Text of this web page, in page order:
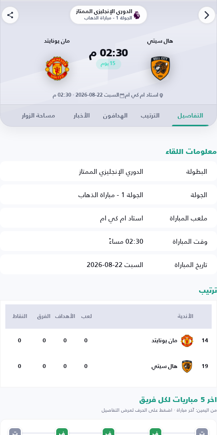
الدوري الإنجليزي الممتاز
الجولة 1 - مباراة الذهاب
هال سيتي
02:30 م
15 يوم
مان يونايتد
استاد ام كي ام السبت 22-08-2026 · 02:30 م
التفاصيل الترتيب الهدافون الأخبار مساحة الزوار
معلومات اللقاء
البطولة
الدوري الإنجليزي الممتاز
الجولة
الجولة 1 - مباراة الذهاب
ملعب المباراة
استاد ام كي ام
وقت المباراة
02:30 مساءً
تاريخ المباراة
السبت 22-08-2026
ترتيب
الأندية لعب الأهداف الفرق النقاط
14 مان يونايتد 0
0
0
0
19 هال سيتي 0
0
0
0
اخر 5 مباريات لكل فريق
من اليمين: آخر مباراة · اضغط على الحرف لعرض التفاصيل